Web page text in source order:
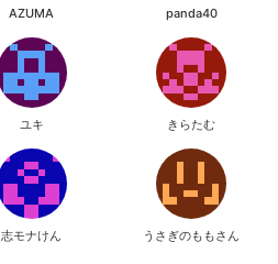
AZUMA panda40
ユキ きらたむ
志モナけん うさぎのももさん